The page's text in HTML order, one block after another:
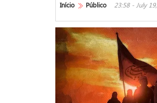
Início Público 23:58 - July